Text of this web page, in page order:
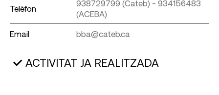
Telèfon
938729799 (Cateb) - 934156483
(ACEBA)
Email bba@cateb.ca
ACTIVITAT JA REALITZADA